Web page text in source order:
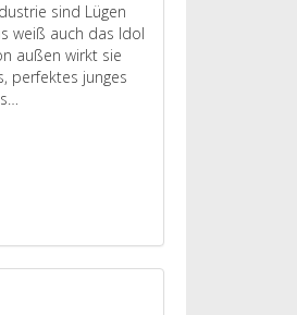
sind Lügen
weiß auch das Idol
außen wirkt sie
perfektes junges